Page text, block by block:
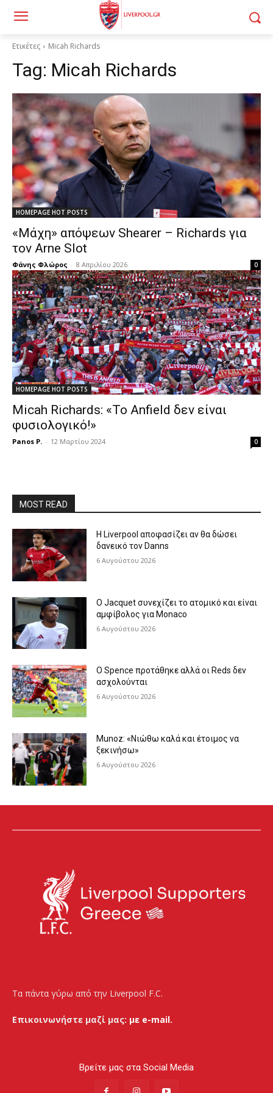
Ετικέτες Micah Richards
Tag: Micah Richards
HOMEPAGE HOT POSTS
«Μάχη» απόψεων Shearer – Richards για
τον Arne Slot
Φάνης Φλώρος - 8 Απριλίου 2026 0
HOMEPAGE HOT POSTS
Micah Richards: «Το Anfield δεν είναι
φυσιολογικό!»
Panos P. - 12 Μαρτίου 2024 0
MOST READ
Η Liverpool αποφασίζει αν θα δώσει
δανεικό τον Danns
6 Αυγούστου 2026
Ο Jacquet συνεχίζει το ατομικό και είναι
αμφίβολος για Monaco
6 Αυγούστου 2026
Ο Spence προτάθηκε αλλά οι Reds δεν
ασχολούνται
6 Αυγούστου 2026
Munoz: «Νιώθω καλά και έτοιμος να
ξεκινήσω»
6 Αυγούστου 2026
Τα πάντα γύρω από την Liverpool F.C.
Επικοινωνήστε μαζί μας: με e-mail.
Βρείτε μας στα Social Media